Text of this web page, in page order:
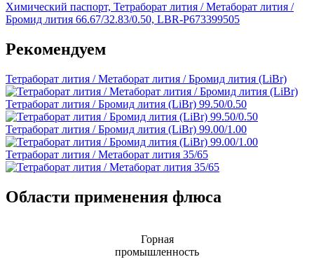
Химический паспорт, Тетраборат лития / Метаборат лития /
Бромид лития 66.67/32.83/0.50, LBR-P673399505
Рекомендуем
Тетраборат лития / Метаборат лития / Бромид лития (LiBr)
Тетраборат лития / Бромид лития (LiBr) 99.50/0.50
Тетраборат лития / Бромид лития (LiBr) 99.00/1.00
Тетраборат лития / Метаборат лития 35/65
Области применения флюса
Горная
промышленность